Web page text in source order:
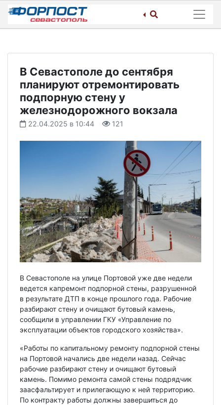
Skip
content
В Севастополе до сентября
планируют отремонтировать
подпорную стену у
железнодорожного вокзала
22.04.2025 в 10:44 121
В Севастополе на улице Портовой уже две недели
ведется капремонт подпорной стены, разрушенной
в результате ДТП в конце прошлого года. Рабочие
разбирают стену и очищают бутовый камень,
сообщили в управлении ГКУ «Управление по
эксплуатации объектов городского хозяйства».
«Работы по капитальному ремонту подпорной стены
на Портовой начались две недели назад. Сейчас
рабочие разбирают стену и очищают бутовый
камень. Помимо ремонта самой стены подрядчик
заасфальтирует и прилегающую к ней территорию.
По контракту работы должны завершиться до